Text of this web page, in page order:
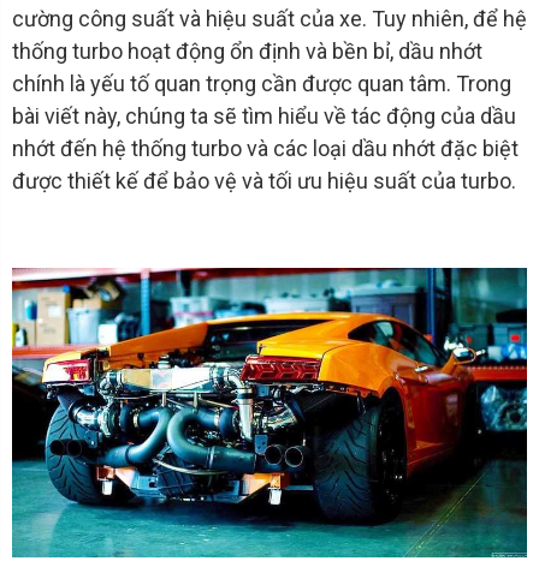
cường công suất và hiệu suất của xe. Tuy nhiên, để hệ
thống turbo hoạt động ổn định và bền bỉ, dầu nhớt
chính là yếu tố quan trọng cần được quan tâm. Trong
bài viết này, chúng ta sẽ tìm hiểu về tác động của dầu
nhớt đến hệ thống turbo và các loại dầu nhớt đặc biệt
được thiết kế để bảo vệ và tối ưu hiệu suất của turbo.